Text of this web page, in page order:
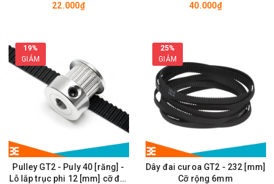
22.000₫ 28 x 28mm
40.000₫
19%
GIẢM
Pulley GT2 - Puly 40 [răng] -
Lỗ lắp trục phi 12 [mm] cỡ đai
25%
GIẢM
Dây đai curoa GT2 - 232 [mm]
Cỡ rộng 6mm